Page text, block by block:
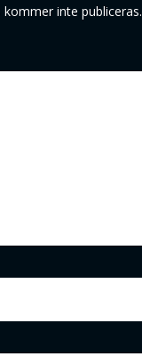
inte publiceras.